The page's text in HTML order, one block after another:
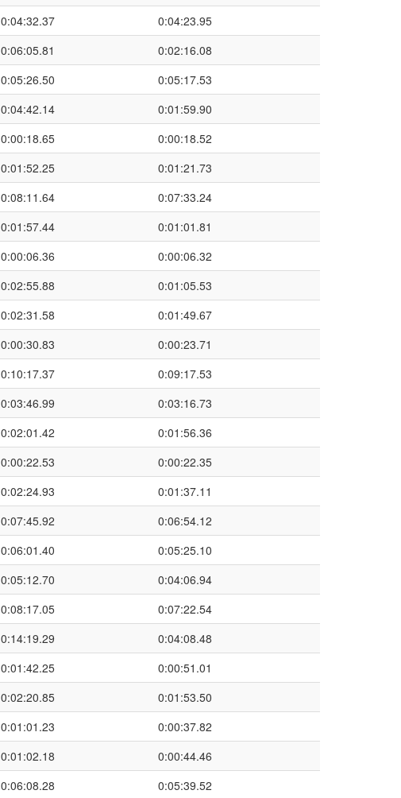
0:04:32.37
0:04:23.95
0:06:05.81
0:02:16.08
0:05:26.50
0:05:17.53
0:04:42.14
0:01:59.90
0:00:18.65
0:00:18.52
0:01:52.25
0:01:21.73
0:08:11.64
0:07:33.24
0:01:57.44
0:01:01.81
0:00:06.36
0:00:06.32
0:02:55.88
0:01:05.53
0:02:31.58
0:01:49.67
0:00:30.83
0:00:23.71
0:10:17.37
0:09:17.53
0:03:46.99
0:03:16.73
0:02:01.42
0:01:56.36
0:00:22.53
0:00:22.35
0:02:24.93
0:01:37.11
0:07:45.92
0:06:54.12
0:06:01.40
0:05:25.10
0:05:12.70
0:04:06.94
0:08:17.05
0:07:22.54
0:14:19.29
0:04:08.48
0:01:42.25
0:00:51.01
0:02:20.85
0:01:53.50
0:01:01.23
0:00:37.82
0:01:02.18
0:00:44.46
0:06:08.28
0:05:39.52